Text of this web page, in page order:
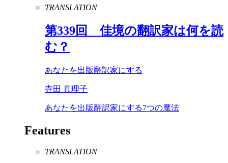
TRANSLATION
第339回 佳境の翻訳家は何を読
む？
あなたを出版翻訳家にする
寺田 真理子
あなたを出版翻訳家にする7つの魔法
Features
TRANSLATION